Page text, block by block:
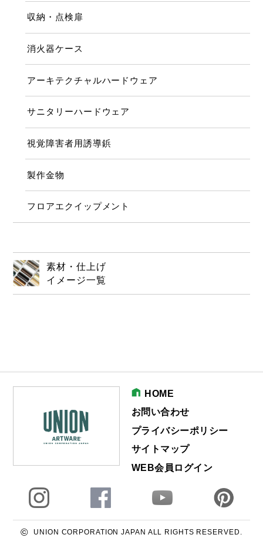
収納・点検扉
消火器ケース
アーキテクチャルハードウェア
サニタリーハードウェア
視覚障害者用誘導鋲
製作金物
フロアエクイップメント
素材・仕上げ
イメージ一覧
HOME
お問い合わせ
プライバシーポリシー
サイトマップ
WEB会員ログイン
© UNION CORPORATION JAPAN ALL RIGHTS RESERVED.